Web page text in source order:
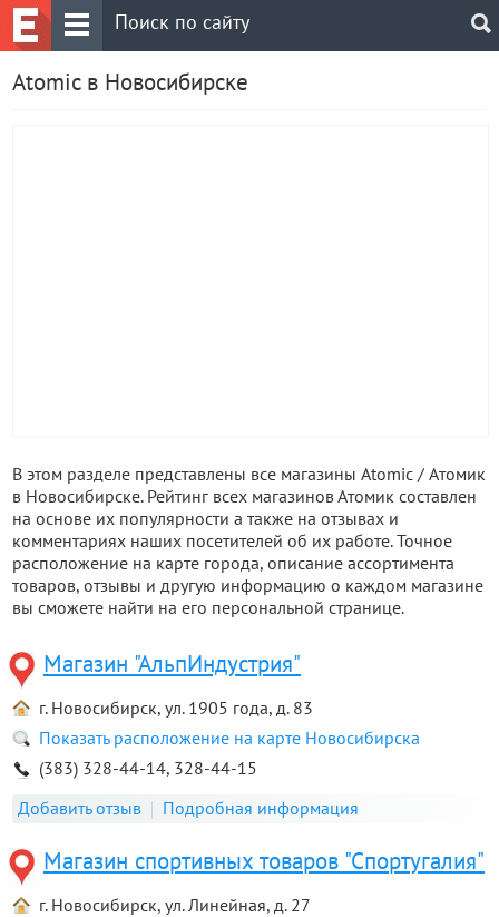
Atomic в Новосибирске
В этом разделе представлены все магазины Atomic / Атомик
в Новосибирске. Рейтинг всех магазинов Атомик составлен
на основе их популярности а также на отзывах и
комментариях наших посетителей об их работе. Точное
расположение на карте города, описание ассортимента
товаров, отзывы и другую информацию о каждом магазине
вы сможете найти на его персональной странице.
Магазин "АльпИндустрия"
г. Новосибирск, ул. 1905 года, д. 83
Показать расположение на карте Новосибирска
(383) 328-44-14, 328-44-15
Добавить отзыв
Подробная информация
Магазин спортивных товаров "Спортугалия"
г. Новосибирск, ул. Линейная, д. 27